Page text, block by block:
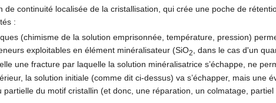
de continuité localisée de la cristallisation, qui crée une poche de
:
(chimisme de la solution emprisonnée, température, pression)
exploitables en élément minéralisateur (SiO2, dans le cas d'un
une fracture par laquelle la solution minéralisatrice s’échappe, ne
la solution initiale (comme dit ci-dessus) va s’échapper, mais une
du motif cristallin (et donc, une réparation, un colmatage, partiel